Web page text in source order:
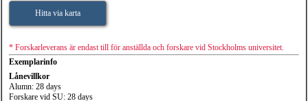
Hitta via karta
* Forskarleverans är endast till för anställda och forskare vid Stockholms universitet.
Exemplarinfo
Lånevillkor
Alumn: 28 days
Forskare vid SU: 28 days